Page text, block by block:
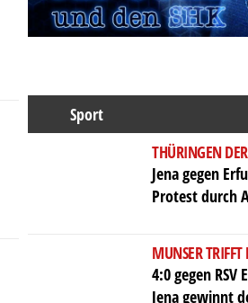
Sport
THÜRINGEN
Jena gegen
Protest durch
MUNSER TRIFFT
4:0 gegen RSV
Jena gewinnt